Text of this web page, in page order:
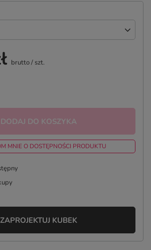
brutto/ szt.
DODAJ DO KOSZYKA
MNIE O DOSTĘPNOŚCI PRODUKTU
ZAPROJEKTUJ KUBEK